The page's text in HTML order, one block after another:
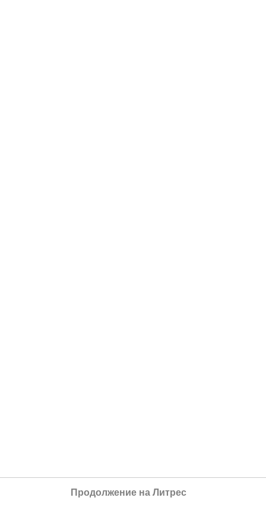
Продолжение на Литрес